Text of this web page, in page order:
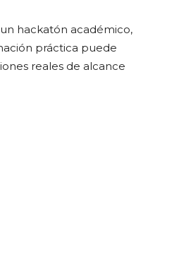
hackatón académico,
práctica puede
reales de alcance